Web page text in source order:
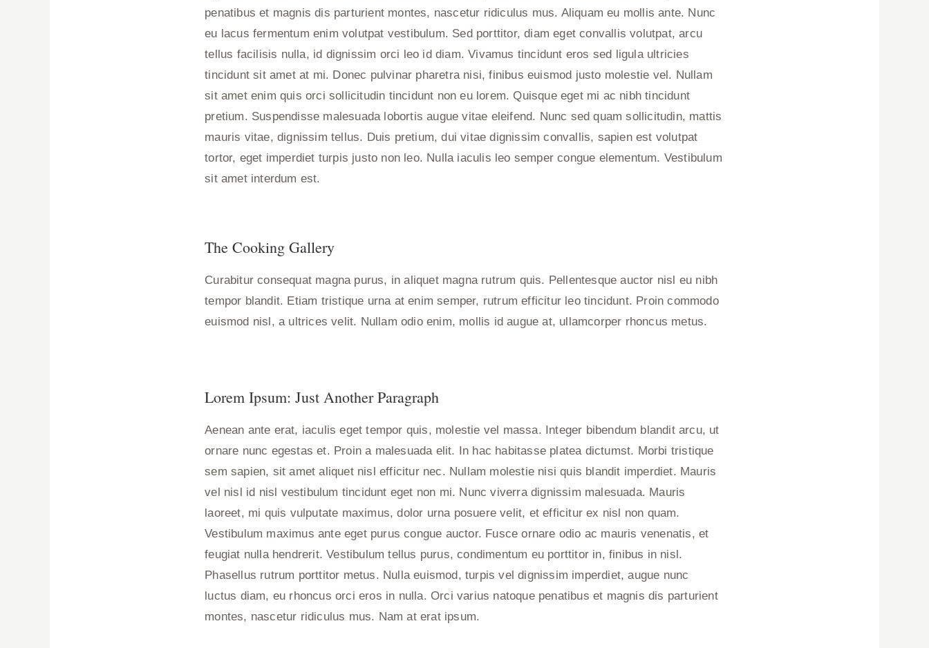
penatibus et magnis dis parturient montes, nascetur ridiculus mus. Aliquam eu mollis ante. Nunc
eu lacus fermentum enim volutpat vestibulum. Sed porttitor, diam eget convallis volutpat, arcu
tellus facilisis nulla, id dignissim orci leo id diam. Vivamus tincidunt eros sed ligula ultricies
tincidunt sit amet at mi. Donec pulvinar pharetra nisi, finibus euismod justo molestie vel. Nullam
sit amet enim quis orci sollicitudin tincidunt non eu lorem. Quisque eget mi ac nibh tincidunt
pretium. Suspendisse malesuada lobortis augue vitae eleifend. Nunc sed quam sollicitudin, mattis
mauris vitae, dignissim tellus. Duis pretium, dui vitae dignissim convallis, sapien est volutpat
tortor, eget imperdiet turpis justo non leo. Nulla iaculis leo semper congue elementum. Vestibulum
sit amet interdum est.
The Cooking Gallery
Curabitur consequat magna purus, in aliquet magna rutrum quis. Pellentesque auctor nisl eu nibh
tempor blandit. Etiam tristique urna at enim semper, rutrum efficitur leo tincidunt. Proin commodo
euismod nisl, a ultrices velit. Nullam odio enim, mollis id augue at, ullamcorper rhoncus metus.
Lorem Ipsum: Just Another Paragraph
Aenean ante erat, iaculis eget tempor quis, molestie vel massa. Integer bibendum blandit arcu, ut
ornare nunc egestas et. Proin a malesuada elit. In hac habitasse platea dictumst. Morbi tristique
sem sapien, sit amet aliquet nisl efficitur nec. Nullam molestie nisi quis blandit imperdiet. Mauris
vel nisl id nisl vestibulum tincidunt eget non mi. Nunc viverra dignissim malesuada. Mauris
laoreet, mi quis vulputate maximus, dolor urna posuere velit, et efficitur ex nisl non quam.
Vestibulum maximus ante eget purus congue auctor. Fusce ornare odio ac mauris venenatis, et
feugiat nulla hendrerit. Vestibulum tellus purus, condimentum eu porttitor in, finibus in nisl.
Phasellus rutrum porttitor metus. Nulla euismod, turpis vel dignissim imperdiet, augue nunc
luctus diam, eu rhoncus orci eros in nulla. Orci varius natoque penatibus et magnis dis parturient
montes, nascetur ridiculus mus. Nam at erat ipsum.